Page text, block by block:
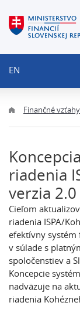
EN
Finančné
riadenia
verzia 2.0
Cieľom
riadenia ISPA/
efektívny systém
v súlade s
spoločenstiev a
Koncepcie
nadväzuje na
riadenia